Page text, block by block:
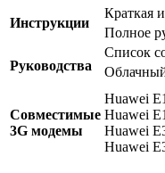
Инструкции
Краткая
Полное
Руководства
Список
Совместимые
3G модемы
Huawei
Huawei
Huawei
Huawei